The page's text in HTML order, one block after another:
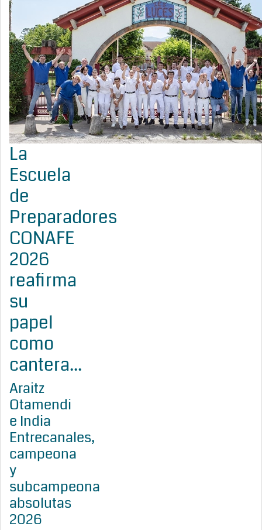
La
Escuela
de
Preparadores
CONAFE
2026
reafirma
su
papel
como
cantera...
Araitz
Otamendi
e India
Entrecanales,
campeona
y
subcampeona
absolutas
2026